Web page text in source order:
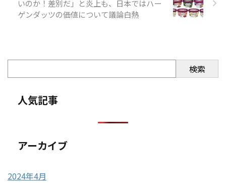
いのか！差別だ」と炎上も、日本ではハー
ゲンダッツの価値について議論白熱
検索
人気記事
アーカイブ
2024年4月